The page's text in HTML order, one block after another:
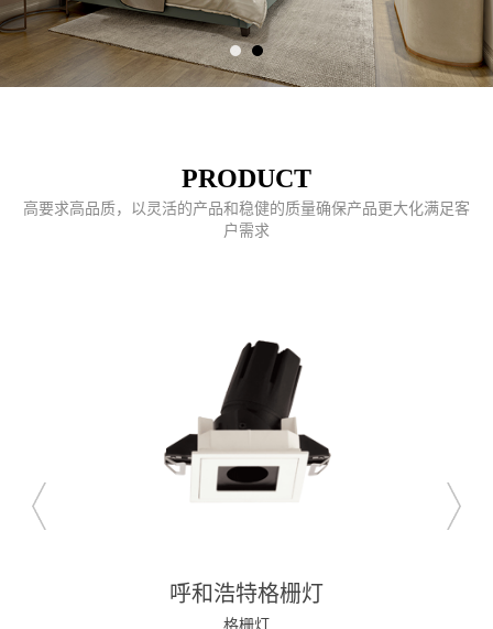
PRODUCT
高要求高品质，以灵活的产品和稳健的质量确保产品更大化满足客
户需求
呼和浩特格栅灯
格栅灯